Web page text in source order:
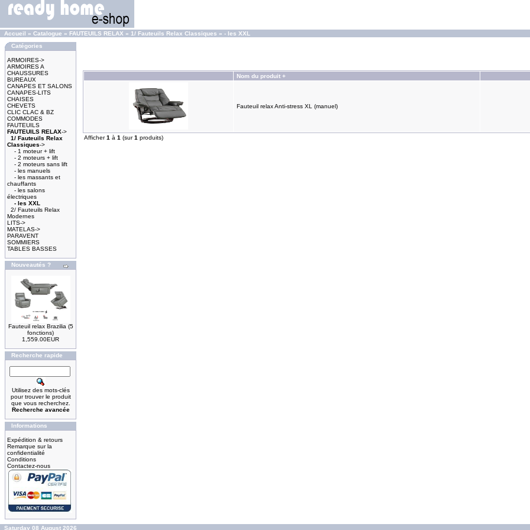
Accueil » Catalogue » FAUTEUILS RELAX » 1/ Fauteuils Relax Classiques » - les XXL
Catégories
ARMOIRES->
ARMOIRES A
CHAUSSURES
BUREAUX
CANAPES ET SALONS
CANAPES-LITS
CHAISES
CHEVETS
CLIC CLAC & BZ
COMMODES
FAUTEUILS
FAUTEUILS RELAX->
1/ Fauteuils Relax
Classiques->
- 1 moteur + lift
- 2 moteurs + lift
- 2 moteurs sans lift
- les manuels
- les massants et
chauffants
- les salons
électriques
- les XXL
2/ Fauteuils Relax
Modernes
LITS->
MATELAS->
PARAVENT
SOMMIERS
TABLES BASSES
Nouveautés ?
Fauteuil relax Brazilia (5
fonctions)
1,559.00EUR
Recherche rapide
Utilisez des mots-clés
pour trouver le produit
que vous recherchez.
Recherche avancée
Informations
Expédition & retours
Remarque sur la
confidentialité
Conditions
Contactez-nous
Nom du produit +
Fauteuil relax Anti-stress XL (manuel)
Afficher1 à 1 (sur1 produits)
Saturday 08 August 2026